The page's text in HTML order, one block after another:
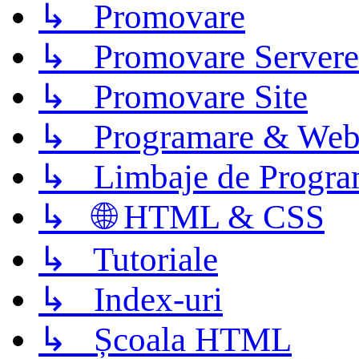
↳ Promovare
↳ Promovare Servere
↳ Promovare Site
↳ Programare &
↳ Limbaje de
↳ 🌐 HTML & CSS
↳ Tutoriale
↳ Index-uri
↳ Școala HTML